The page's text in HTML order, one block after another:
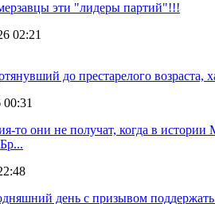
эти "лидеры партий"!!!
02:21
до престарелого возраста,
то они не получат, когда в
день с призывом